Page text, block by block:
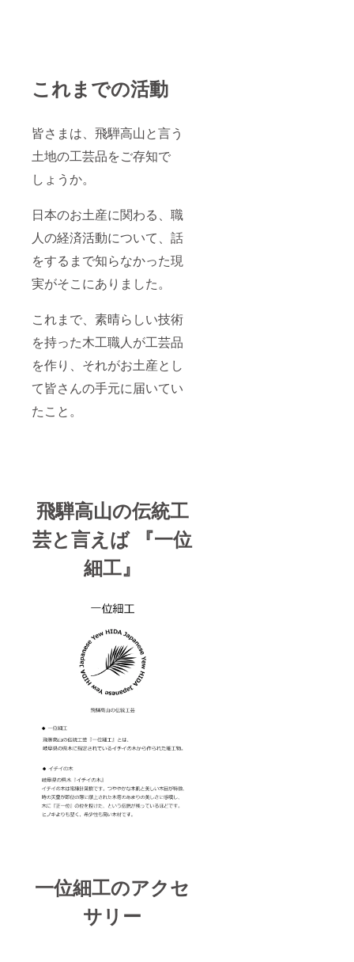
これまでの活動
皆さまは、飛騨高山と言う
土地の工芸品をご存知で
しょうか。
日本のお土産に関わる、職
人の経済活動について、話
をするまで知らなかった現
実がそこにありました。
これまで、素晴らしい技術
を持った木工職人が工芸品
を作り、それがお土産とし
て皆さんの手元に届いてい
たこと。
飛騨高山の伝統工
芸と言えば 『一位
細工』
一位細工のアクセ
サリー